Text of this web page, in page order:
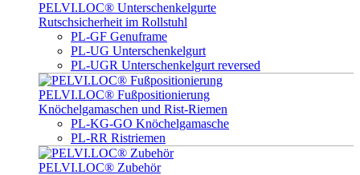
PELVI.LOC® Unterschenkelgurte
Rutschsicherheit im Rollstuhl
PL-GF Genuframe
PL-UG Unterschenkelgurt
PL-UGR Unterschenkelgurt reversed
PELVI.LOC® Fußpositionierung
Knöchelgamaschen und Rist-Riemen
PL-KG-GO Knöchelgamasche
PL-RR Ristriemen
PELVI.LOC® Zubehör